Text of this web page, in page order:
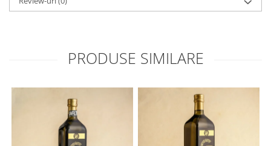
PRODUSE SIMILARE